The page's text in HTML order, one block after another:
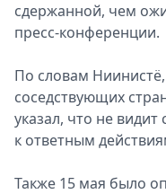
2026
Скачай
сдержанной, чем
пресс-конференции.
По словам
соседствующих
указал, что не
к ответным
Также 15 мая было